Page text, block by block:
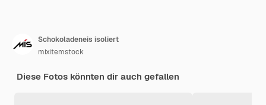
Schokoladeneis isoliert
mixitemstock
Diese Fotos könnten dir auch gefallen